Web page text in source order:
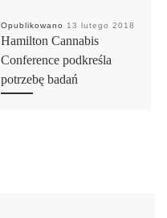
Opublikowano 13 lutego 2018
Hamilton Cannabis
Conference podkreśla
potrzebę badań